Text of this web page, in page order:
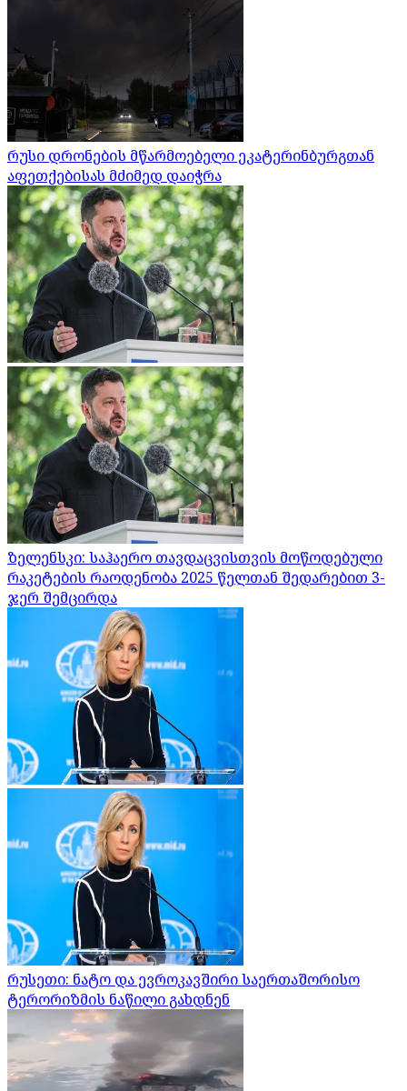
რუსი დრონების მწარმოებელი ეკატერინბურგთან
აფეთქებისას მძიმედ დაიჭრა
ზელენსკი: საჰაერო თავდაცვისთვის მოწოდებული
რაკეტების რაოდენობა 2025 წელთან შედარებით 3-
ჯერ შემცირდა
რუსეთი: ნატო და ევროკავშირი საერთაშორისო
ტერორიზმის ნაწილი გახდნენ